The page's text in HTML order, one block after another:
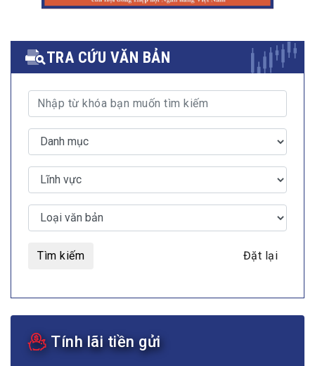
TRA CỨU VĂN BẢN
Tìm kiếm Đặt lại
Tính lãi tiền gửi